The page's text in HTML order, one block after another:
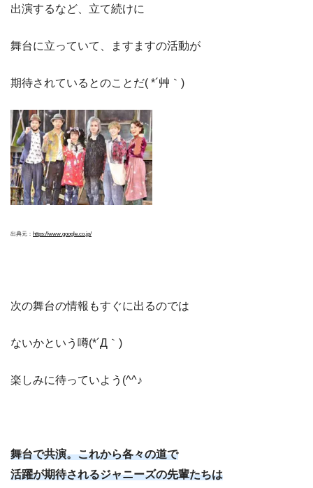
出演するなど、立て続けに
舞台に立っていて、ますますの活動が
期待されているとのことだ( *´艸｀)
出典元： https://www.google.co.jp/
次の舞台の情報もすぐに出るのでは
ないかという噂(*´Д｀)
楽しみに待っていよう(^^♪
舞台で共演。これから各々の道で
活躍が期待されるジャニーズの先輩たちは